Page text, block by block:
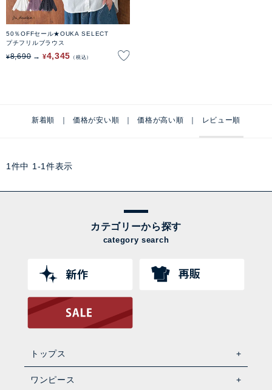
50％OFFセール★OUKA SELECT
プチフリルブラウス
¥8,690 ¥4,345 税込
新着順 価格が安い順 価格が高い順 レビュー順
1 件中 1 -1 件表示
カテゴリーから探す
category search
トップス
ワンピース